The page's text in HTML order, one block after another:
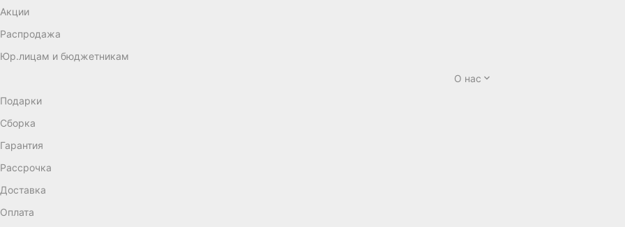
Акции
Распродажа
Юр.лицам и бюджетникам
О нас
Подарки
Сборка
Гарантия
Рассрочка
Доставка
Оплата